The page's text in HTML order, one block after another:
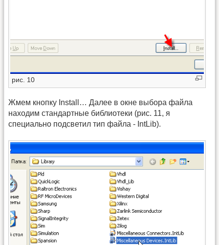
рис. 10
Жмем кнопку Install… Далее в окне выбора файла
находим стандартные библиотеки (рис. 11, я
специально подсветил тип файла - IntLib).